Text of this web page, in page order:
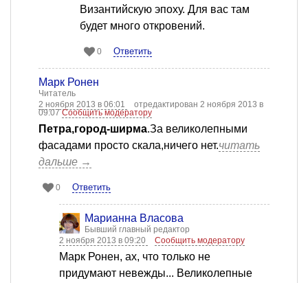
Византийскую эпоху. Для вас там
будет много откровений.
0 Ответить
Марк Ронен
Читатель
2 ноября 2013 в 06:01
отредактирован 2 ноября 2013 в
09:07Сообщить модератору
Петра,город-ширма.За великолепными
фасадами просто скала,ничего нет.читать
дальше →
0 Ответить
Марианна Власова
Бывший главный редактор
2 ноября 2013 в 09:20
Сообщить модератору
Марк Ронен, ах, что только не
придумают невежды... Великолепные